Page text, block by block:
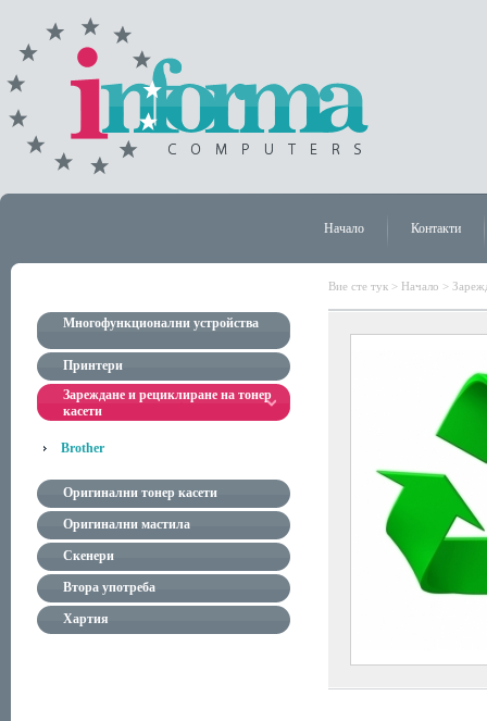
Начало Контакти
Многофункционални устройства
Принтери
Зареждане и рециклиране на тонер
касети
Brother
Оригинални тонер касети
Оригинални мастила
Скенери
Втора употреба
Хартия
Вие сте тук > Начало >